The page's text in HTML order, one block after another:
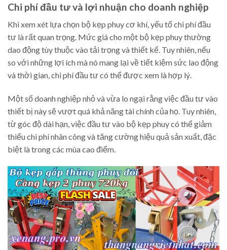
Chi phí đầu tư và lợi nhuận cho doanh nghiệp
Khi xem xét lựa chọn bộ kẹp phuy cơ khí, yếu tố chi phí đầu
tư là rất quan trọng. Mức giá cho một bộ kẹp phuy thường
dao động tùy thuộc vào tải trọng và thiết kế. Tuy nhiên, nếu
so với những lợi ích mà nó mang lại về tiết kiệm sức lao động
và thời gian, chi phí đầu tư có thể được xem là hợp lý.
Một số doanh nghiệp nhỏ và vừa lo ngại rằng việc đầu tư vào
thiết bị này sẽ vượt quá khả năng tài chính của họ. Tuy nhiên,
từ góc độ dài hạn, việc đầu tư vào bộ kẹp phuy có thể giảm
thiểu chi phí nhân công và tăng cường hiệu quả sản xuất, đặc
biệt là trong các mùa cao điểm.